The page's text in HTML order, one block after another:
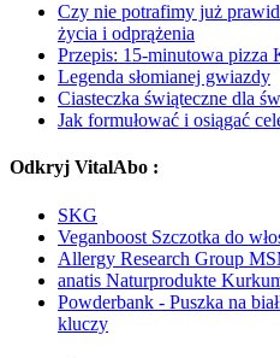
Czy nie potrafimy już
życia i odprążenia
Przepis: 15-minutowa pizza
Legenda słomianej gwiazdy
Ciasteczka świąteczne dla
Jak formułować i osiągać
Odkryj VitalAbo :
SKG
Veganboost Szczotka do
Allergy Research Group
anatis Naturprodukte
Powderbank - Puszka na
kluczy